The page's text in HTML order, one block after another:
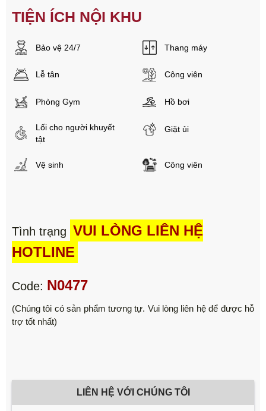
TIỆN ÍCH NỘI KHU
Bảo vệ 24/7 Thang máy
Lễ tân Công viên
Phòng Gym Hồ bơi
Lối cho người khuyết
tật
Giặt ủi
Vệ sinh Công viên
Tình trạng VUI LÒNG LIÊN HỆ
HOTLINE
Code: N0477
(Chúng tôi có sản phẩm tương tự. Vui lòng liên hệ để được hỗ
trợ tốt nhất)
LIÊN HỆ VỚI CHÚNG TÔI